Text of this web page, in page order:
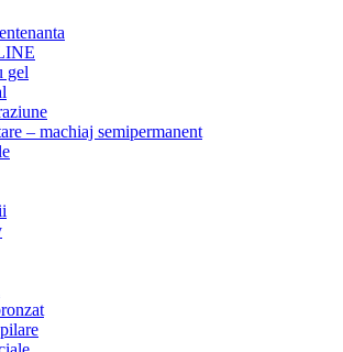
gel
– machiaj semipermanent